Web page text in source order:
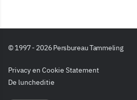
© 1997 - 2026 Persbureau Tammeling
Privacy en Cookie Statement
De luncheditie